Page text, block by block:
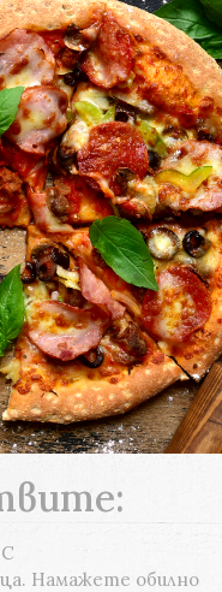
Намажете обилно